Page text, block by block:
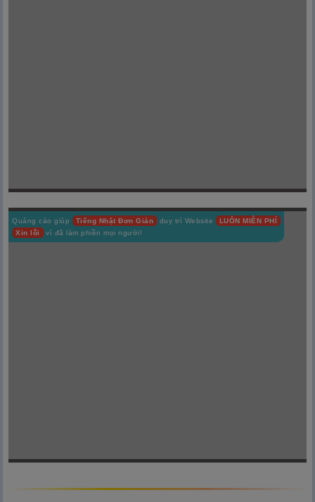
Quảng cáo giúp Tiếng Nhật Đơn Giản duy trì Website
LUÔN MIỄN PHÍ
Xin lỗi
vì đã làm phiền mọi người!